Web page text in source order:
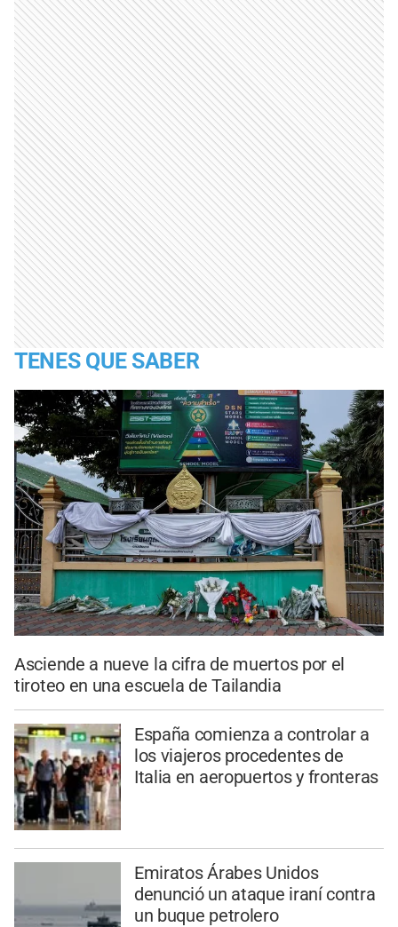
TENES QUE SABER
Asciende a nueve la cifra de muertos por el
tiroteo en una escuela de Tailandia
España comienza a controlar a
los viajeros procedentes de
Italia en aeropuertos y fronteras
Emiratos Árabes Unidos
denunció un ataque iraní contra
un buque petrolero